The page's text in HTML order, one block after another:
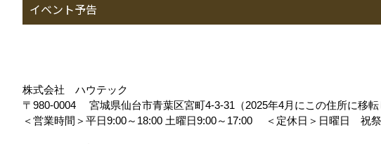
イベント予告
株式会社 ハウテック
〒980-0004
宮城県仙台市青葉区宮町4-3-31（2025年4月にこの住所に移
＜営業時間＞平日9:00～18:00 土曜日9:00～17:00
＜定休日＞日曜日 祝